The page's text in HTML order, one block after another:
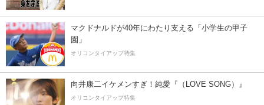
マクドナルドが40年にわたり支える「小学生の甲子
園」
オリコンタイアップ特集
向井康二イケメンすぎ！純愛『（LOVE SONG）』
オリコンタイアップ特集